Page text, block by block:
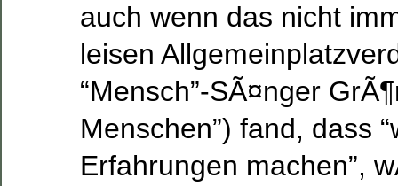
auch wenn das nicht
leisen
“Mensch”-SÃ¤nger
Menschen”) fand, dass
Erfahrungen machen”,